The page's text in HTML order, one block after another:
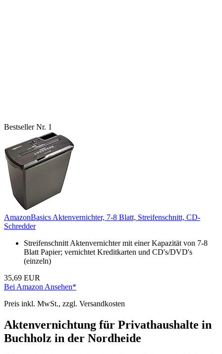
Bestseller Nr. 1
AmazonBasics Aktenvernichter, 7-8 Blatt, Streifenschnitt, CD-
Schredder
Streifenschnitt Aktenvernichter mit einer Kapazität von 7-8
Blatt Papier; vernichtet Kreditkarten und CD's/DVD's
(einzeln)
35,69 EUR
Bei Amazon Ansehen*
Preis inkl. MwSt., zzgl. Versandkosten
Aktenvernichtung für Privathaushalte in
Buchholz in der Nordheide